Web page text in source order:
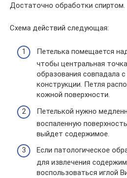
Достаточно обработки спиртом.
Схема действий следующая:
Петелька помещается
чтобы центральная
образования совпадала
конструкции. Петля
кожной поверхности.
Петелькой нужно
воспаленную
выйдет содержимое.
Если патологическое
для извлечения
воспользоваться иглой